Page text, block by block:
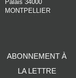
Palais 34000
MONTPELLIER
ABONNEMENT À
LA LETTRE